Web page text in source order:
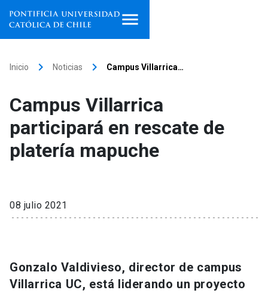
Facultades, escuelas e
institutos
Investigación
Extensión
Universidad
Inicio keyboard_arrow_right Noticias keyboard_arrow_right Campus Villarrica…
Campus Villarrica
participará en rescate de
platería mapuche
08 julio 2021
Gonzalo Valdivieso, director de campus
Villarrica UC, está liderando un proyecto